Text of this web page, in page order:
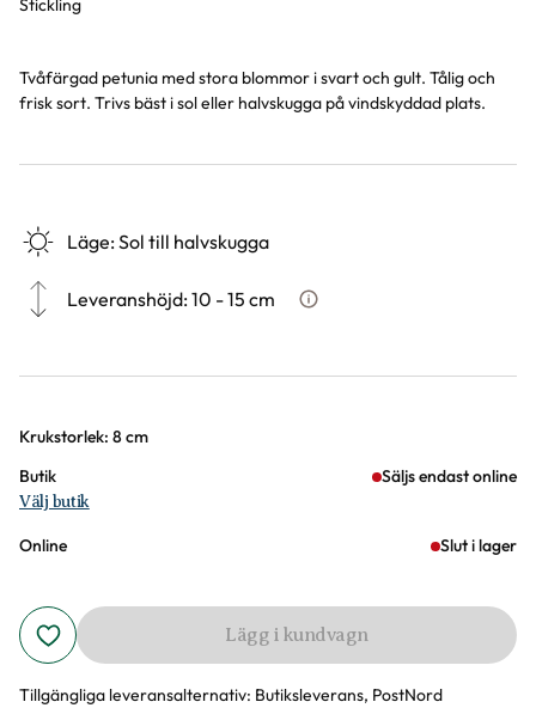
Stickling
Tvåfärgad petunia med stora blommor i svart och gult. Tålig och
frisk sort. Trivs bäst i sol eller halvskugga på vindskyddad plats.
Läge:Sol till halvskugga
Leveranshöjd:10 - 15 cm Hur vi mäter leveranshöjd på
Varianter
Krukstorlek: 8 cm
Butik
Säljs endast online
Välj butik
Online Slut i lager
Lägg i kundvagn
Tillgängliga leveransalternativ: Butiksleverans, PostNord